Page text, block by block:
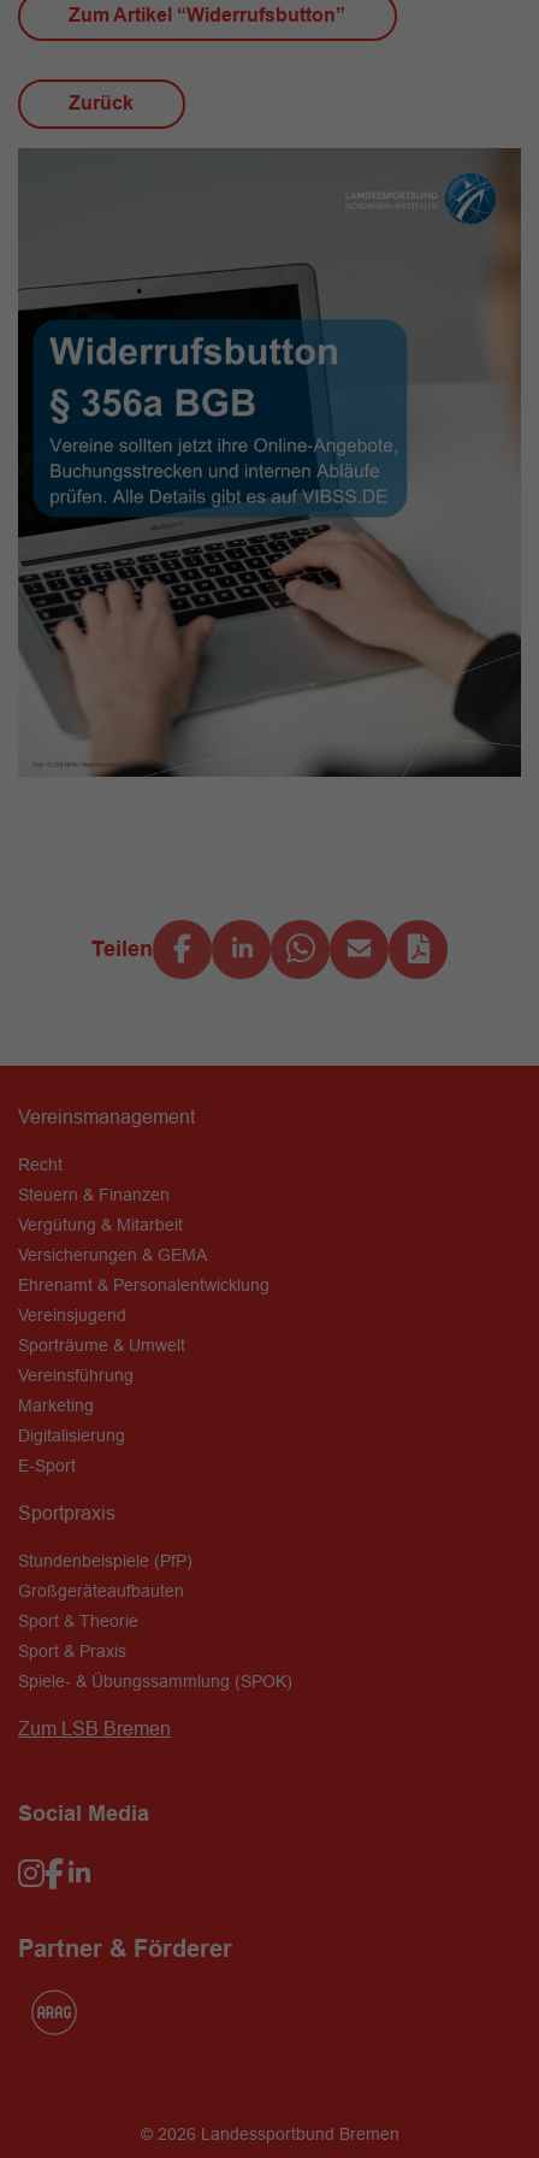
Zum Artikel “Widerrufsbutton”
Zurück
Teilen
Vereinsmanagement
Recht
Steuern & Finanzen
Vergütung & Mitarbeit
Versicherungen & GEMA
Ehrenamt & Personalentwicklung
Vereinsjugend
Sporträume & Umwelt
Vereinsführung
Marketing
Digitalisierung
E-Sport
Sportpraxis
Stundenbeispiele (PfP)
Großgeräteaufbauten
Sport & Theorie
Sport & Praxis
Spiele- & Übungssammlung (SPOK)
Zum LSB Bremen
Social Media
Partner & Förderer
© 2026 Landessportbund Bremen